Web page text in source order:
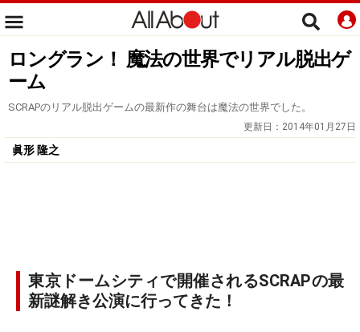
ロングラン！ 魔法の世界でリアル脱出ゲ
ーム
SCRAPのリアル脱出ゲームの最新作の舞台は魔法の世界でした。
更新日： 2014年01月27日
眞形 隆之
東京ドームシティで開催されるSCRAPの最
新謎解き公演に行ってきた！